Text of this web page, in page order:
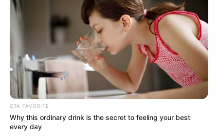
CTA FAVORITE
Why this ordinary drink is the secret to feeling your best
every day